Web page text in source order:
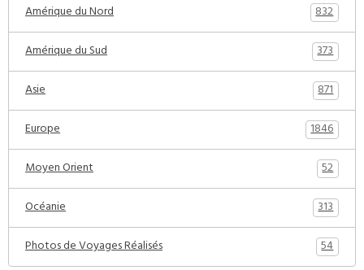
Amérique du Nord
832
Amérique du Sud
373
Asie
871
Europe
1846
Moyen Orient
52
Océanie
313
Photos de Voyages Réalisés
54